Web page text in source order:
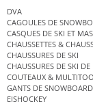
DVA
CAGOULES DE
CASQUES DE SKI ET
CHAUSSETTES &
CHAUSSURES DE SKI
CHAUSSURES DE SKI
COUTEAUX &
GANTS DE SNOWBOARD
EISHOCKEY